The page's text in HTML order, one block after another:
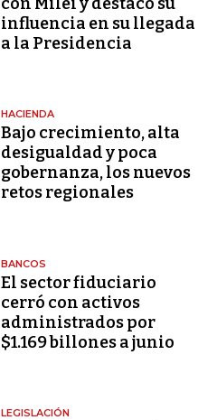
influencia en su llegada
a la Presidencia
HACIENDA
Bajo crecimiento, alta
desigualdad y poca
gobernanza, los nuevos
retos regionales
BANCOS
El sector fiduciario
cerró con activos
administrados por
$1.169 billones a junio
LEGISLACIÓN